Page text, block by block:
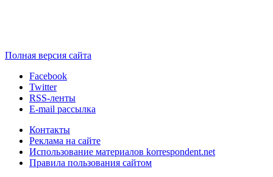
Полная версия сайта
Facebook
Twitter
RSS-ленты
E-mail рассылка
Контакты
Реклама на сайте
Использование материалов korrespondent.net
Правила пользования сайтом